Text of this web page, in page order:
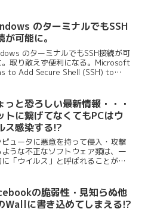
のターミナルでもSSH
が可能に。
のターミナルでもSSH接続が可
。取り敢えず便利になる。Microsoft
to Add Secure Shell (SSH) to
っと恐ろしい最新情報・・・
トに繋げてなくてもPCはウ
ス感染する!?
ピュータに悪意を持って侵入・攻撃
ような不正なソフトウェア類は、一
「ウイルス」と呼ばれることが多
をWikipediaで調べてみると、
かつ...
の脆弱性・見知らぬ他
Wallに書き込めてしまえる!?